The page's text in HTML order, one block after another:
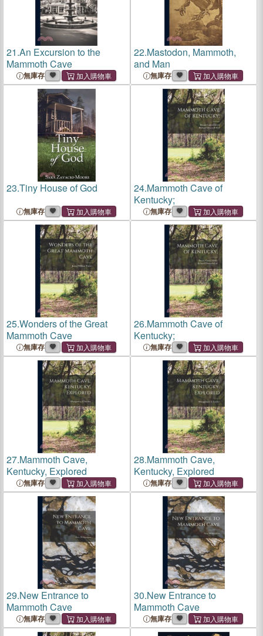
21.An Excursion to the
Mammoth Cave
無庫存
22.Mastodon, Mammoth,
and Man
無庫存
23.Tiny House of God
無庫存
24.Mammoth Cave of
Kentucky;
無庫存
25.Wonders of the Great
Mammoth Cave
無庫存
26.Mammoth Cave of
Kentucky;
無庫存
27.Mammoth Cave,
Kentucky, Explored
無庫存
28.Mammoth Cave,
Kentucky, Explored
無庫存
29.New Entrance to
Mammoth Cave
無庫存
30.New Entrance to
Mammoth Cave
無庫存